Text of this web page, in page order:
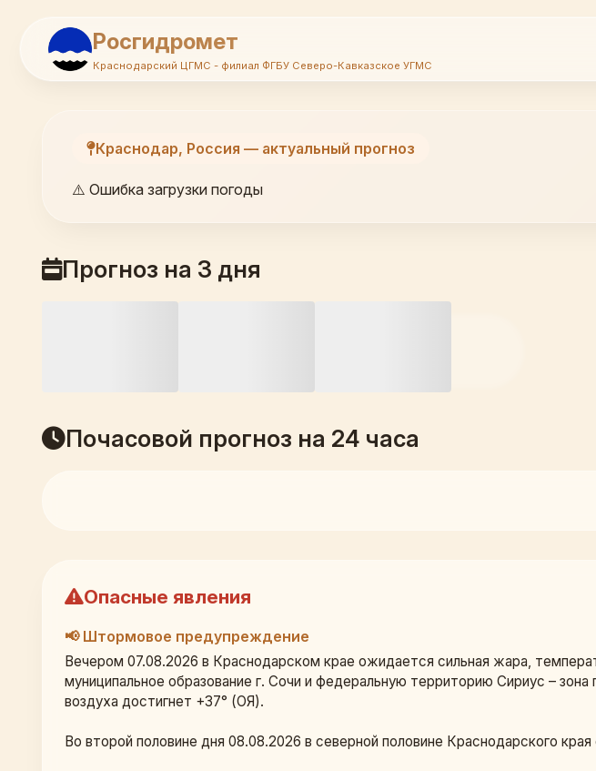
Росгидромет
Краснодарский ЦГМС - филиал ФГБУ Северо-Кавказское УГМС
Краснодар, Россия — актуальный прогноз
⚠️ Ошибка загрузки погоды
Прогноз на 3 дня
Почасовой прогноз на 24 часа
Опасные явления
📢 Штормовое предупреждение
Вечером 07.08.2026 в Краснодарском крае ожидается сильная жара,
муниципальное образование г. Сочи и федеральную территорию Сириус –
воздуха достигнет +37° (ОЯ).
Во второй половине дня 08.08.2026 в северной половине Краснодарского